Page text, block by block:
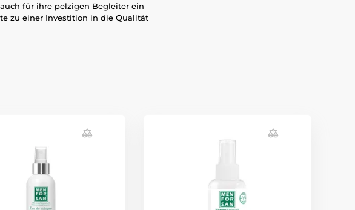
für ihre pelzigen Begleiter ein
zu einer Investition in die Qualität